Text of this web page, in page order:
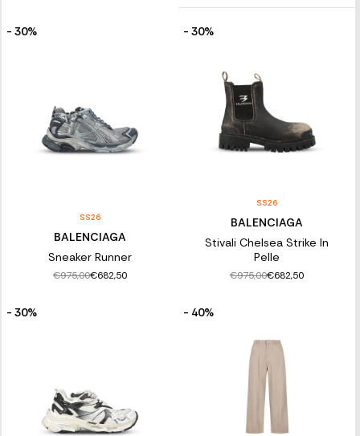
- 30%
SS26
BALENCIAGA
Sneaker Runner
€975,00€682,50
- 30%
SS26
BALENCIAGA
Stivali Chelsea Strike In
Pelle
€975,00€682,50
- 30% - 40%